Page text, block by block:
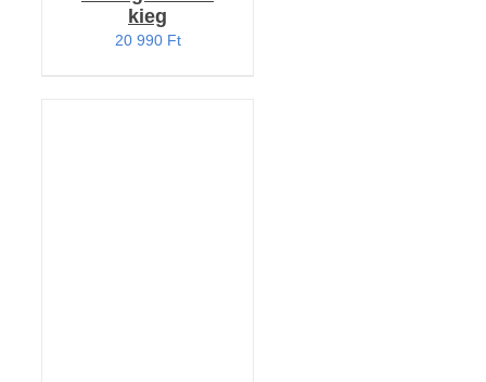
kieg
20 990 Ft